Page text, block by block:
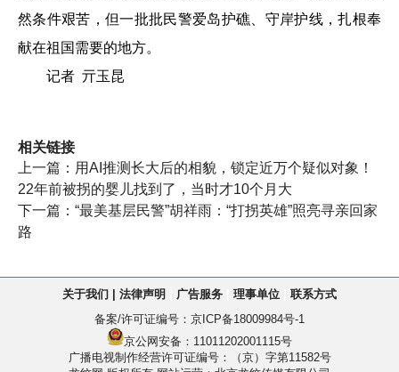
然条件艰苦，但一批批民警爱岛护礁、守岸护线，扎根奉
献在祖国需要的地方。
记者 亓玉昆
相关链接
上一篇： 用AI推测长大后的相貌，锁定近万个疑似对象！
22年前被拐的婴儿找到了，当时才10个月大
下一篇： “最美基层民警”胡祥雨：“打拐英雄”照亮寻亲回家
路
关于我们 法律声明 广告服务 理事单位
联系方式
备案/许可证编号： 京ICP备18009984号-1
京公网安备：11011202001115号
广播电视制作经营许可证编号：（京）字第11582号